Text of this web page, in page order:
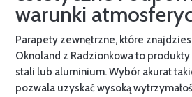
warunki
Parapety zewnętrzne, które
Oknoland z Radzionkowa to
stali lub aluminium. Wybór akurat
pozwala uzyskać wysoką